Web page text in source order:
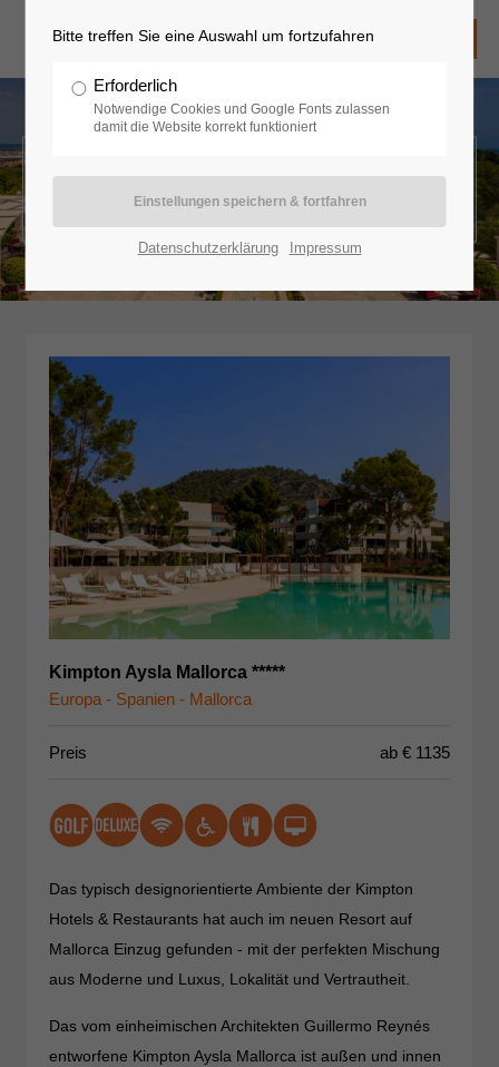
Europa - Spanien - Mallorca
Kimpton Aysla Mallorca *****
Europa - Spanien - Mallorca
Preis ab € 1135
Das typisch designorientierte Ambiente der Kimpton
Hotels & Restaurants hat auch im neuen Resort auf
Mallorca Einzug gefunden - mit der perfekten Mischung
aus Moderne und Luxus, Lokalität und Vertrautheit.
Das vom einheimischen Architekten Guillermo Reynés
entworfene Kimpton Aysla Mallorca ist außen und innen
Bitte treffen Sie eine Auswahl um fortzufahren
Erforderlich
Notwendige Cookies und Google Fonts zulassen
damit die Website korrekt funktioniert
Datenschutzerklärung Impressum